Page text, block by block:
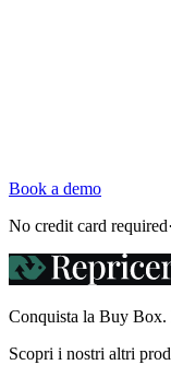
Book a demo
No credit card required·
Conquista la Buy
Scopri i nostri altri